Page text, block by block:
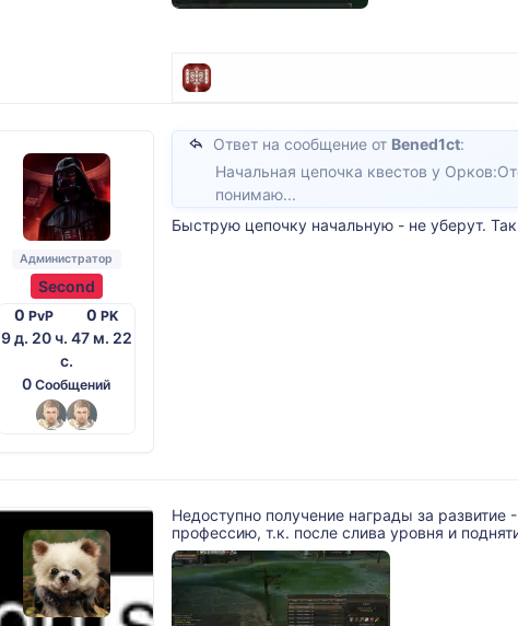
Администратор
Second
0PvP 0PK
9 д. 20 ч. 47 м. 22
с.
0Сообщений
Ответ на сообщение от Bened1ct:
Начальная цепочка квестов у
понимаю...
Быструю цепочку начальную - не уберут. Так
Недоступно получение награды за
профессию, т.к. после слива уровня и